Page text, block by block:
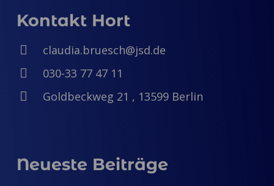
Kontakt Hort
claudia.bruesch@jsd.de
030-33 77 47 11
Goldbeckweg 21 , 13599 Berlin
Neueste Beiträge